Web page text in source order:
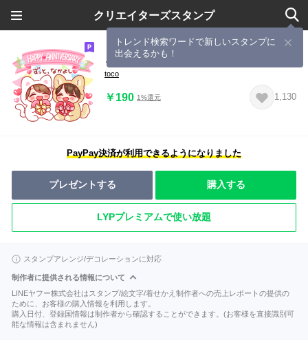
クリエイターズスタンプ
トレンド検索ワードで新しいスタンプに
出会えるかも！
きぐるみちゃん♡7 ハートづくし♡
toco
￥190 1%還元 1,130
PayPay決済が利用できるようになりました
プレゼントする 購入する
LYPプレミアムで使い放題
スタンプアレンジ/デコレーションに対応
制作者に提供される情報について
LINEヤフー株式会社はスタンプ/絵文字/着せかえ制作者への売上レポートの提供の
ために、お客様の購入情報を利用します。
購入日付、登録国情報は制作者から確認することができます。(お客様を直接識別可
能な情報は含まれません)